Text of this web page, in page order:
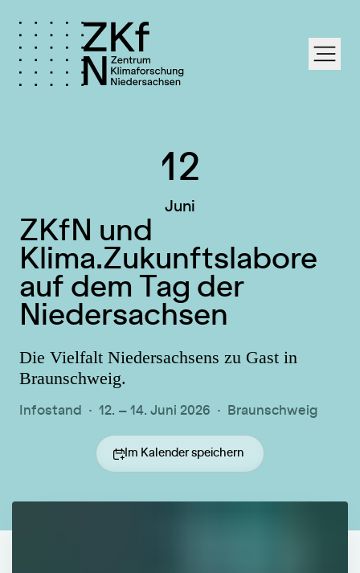
12
Juni
ZKfN und
Klima.Zukunftslabore
auf dem Tag der
Niedersachsen
Die Vielfalt Niedersachsens zu Gast in
Braunschweig.
Infostand · 12. – 14. Juni 2026 · Braunschweig
Im Kalender speichern